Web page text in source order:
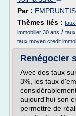
Par : EMPRUNTIS
Thèmes liés :
immobilier 30 ans /
taux moyen credit
Renégocier
Avec des taux
3%, les taux
aujourd'hui son
permettre de